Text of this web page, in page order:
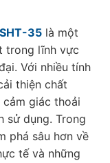
35 là một
trong lĩnh vực
Với nhiều tính
thiện chất
giác thoải
sử dụng. Trong
phá sâu hơn về
tế và những